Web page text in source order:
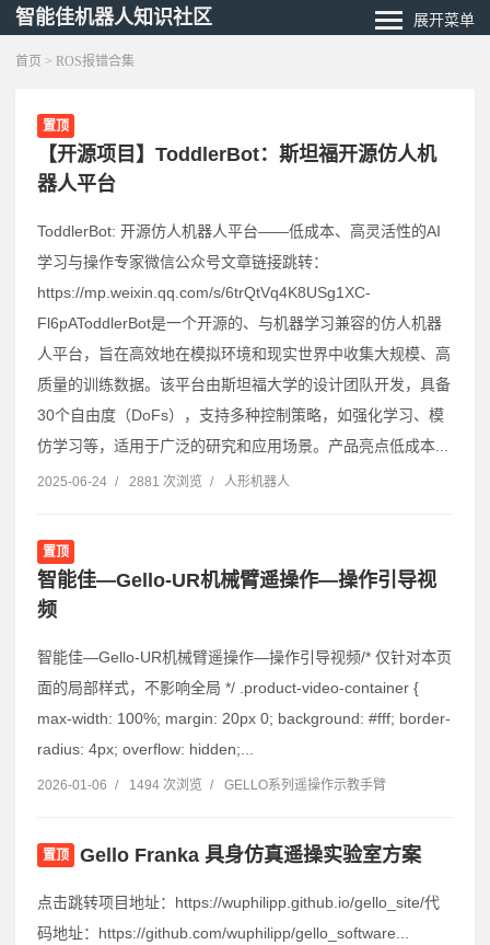
智能佳机器人知识社区 展开菜单
首页 > ROS报错合集
置顶
【开源项目】ToddlerBot：斯坦福开源仿人机
器人平台
ToddlerBot: 开源仿人机器人平台——低成本、高灵活性的AI
学习与操作专家微信公众号文章链接跳转：
https://mp.weixin.qq.com/s/6trQtVq4K8USg1XC-
Fl6pAToddlerBot是一个开源的、与机器学习兼容的仿人机器
人平台，旨在高效地在模拟环境和现实世界中收集大规模、高
质量的训练数据。该平台由斯坦福大学的设计团队开发，具备
30个自由度（DoFs），支持多种控制策略，如强化学习、模
仿学习等，适用于广泛的研究和应用场景。产品亮点低成本...
2025-06-24 / 2881 次浏览 / 人形机器人
置顶
智能佳—Gello-UR机械臂遥操作—操作引导视
频
智能佳—Gello-UR机械臂遥操作—操作引导视频/* 仅针对本页
面的局部样式，不影响全局 */ .product-video-container {
max-width: 100%; margin: 20px 0; background: #fff; border-
radius: 4px; overflow: hidden;...
2026-01-06 / 1494 次浏览 / GELLO系列遥操作示教手臂
置顶 Gello Franka 具身仿真遥操实验室方案
点击跳转项目地址：https://wuphilipp.github.io/gello_site/代
码地址：https://github.com/wuphilipp/gello_software...